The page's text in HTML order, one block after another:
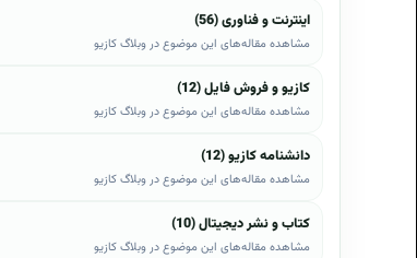
اینترنت و فناوری (56)
مشاهده مقاله‌های این موضوع در وبلاگ کازیو
کازیو و فروش فایل (12)
مشاهده مقاله‌های این موضوع در وبلاگ کازیو
دانشنامه کازیو (12)
مشاهده مقاله‌های این موضوع در وبلاگ کازیو
کتاب و نشر دیجیتال (10)
مشاهده مقاله‌های این موضوع در وبلاگ کازیو